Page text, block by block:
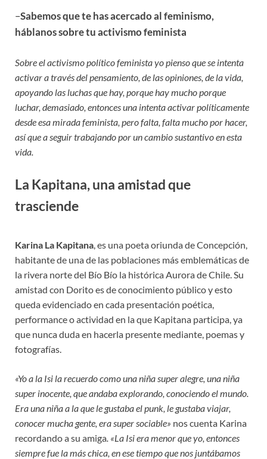
–Sabemos que te has acercado al feminismo,
háblanos sobre tu activismo feminista
Sobre el activismo político feminista yo pienso que se intenta
activar a través del pensamiento, de las opiniones, de la vida,
apoyando las luchas que hay, porque hay mucho porque
luchar, demasiado, entonces una intenta activar políticamente
desde esa mirada feminista, pero falta, falta mucho por hacer,
así que a seguir trabajando por un cambio sustantivo en esta
vida.
La Kapitana, una amistad que
trasciende
Karina La Kapitana, es una poeta oriunda de Concepción,
habitante de una de las poblaciones más emblemáticas de
la rivera norte del Bío Bío la histórica Aurora de Chile. Su
amistad con Dorito es de conocimiento público y esto
queda evidenciado en cada presentación poética,
performance o actividad en la que Kapitana participa, ya
que nunca duda en hacerla presente mediante, poemas y
fotografías.
«Yo a la Isi la recuerdo como una niña super alegre, una niña
super inocente, que andaba explorando, conociendo el mundo.
Era una niña a la que le gustaba el punk, le gustaba viajar,
conocer mucha gente, era super sociable» nos cuenta Karina
recordando a su amiga. «La Isi era menor que yo, entonces
siempre fue la más chica, en ese tiempo que nos juntábamos